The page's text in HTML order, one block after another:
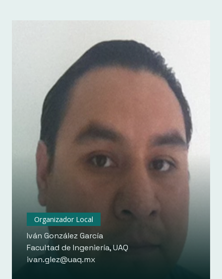
Organizador Local
Iván González García
Facultad de Ingeniería, UAQ
ivan.glez@uaq.mx